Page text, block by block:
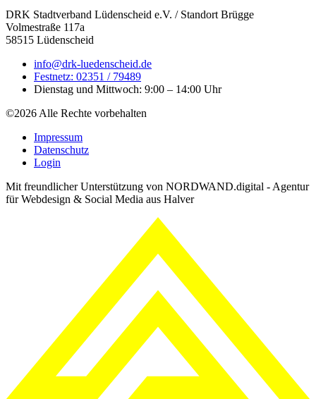
DRK Stadtverband Lüdenscheid e.V. / Standort Brügge
Volmestraße 117a
58515 Lüdenscheid
info@drk-luedenscheid.de
Festnetz: 02351 / 79489
Dienstag und Mittwoch: 9:00 – 14:00 Uhr
©2026 Alle Rechte vorbehalten
Impressum
Datenschutz
Login
Mit freundlicher Unterstützung von NORDWAND.digital - Agentur
für Webdesign & Social Media aus Halver